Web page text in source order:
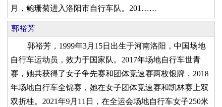
月，鲍珊菊进入洛阳市自行车队。201……
郭裕芳
郭裕芳，1999年3月15日出生于河南洛阳，中国场地
自行车运动员，效力于国家队。2017年场地自行车世青
赛，她共获得了女子争先赛和团体竞速赛两枚银牌，2018
年场地自行车全锦赛，她在女子团体竞速赛和凯林赛上双
双折桂。2021年9月11日，在全运会场地自行车女子250米